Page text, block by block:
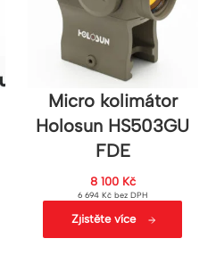
Micro kolimátor
Holosun HS503GU
FDE
8 100 Kč
6 694Kč bez DPH
Zjistěte více